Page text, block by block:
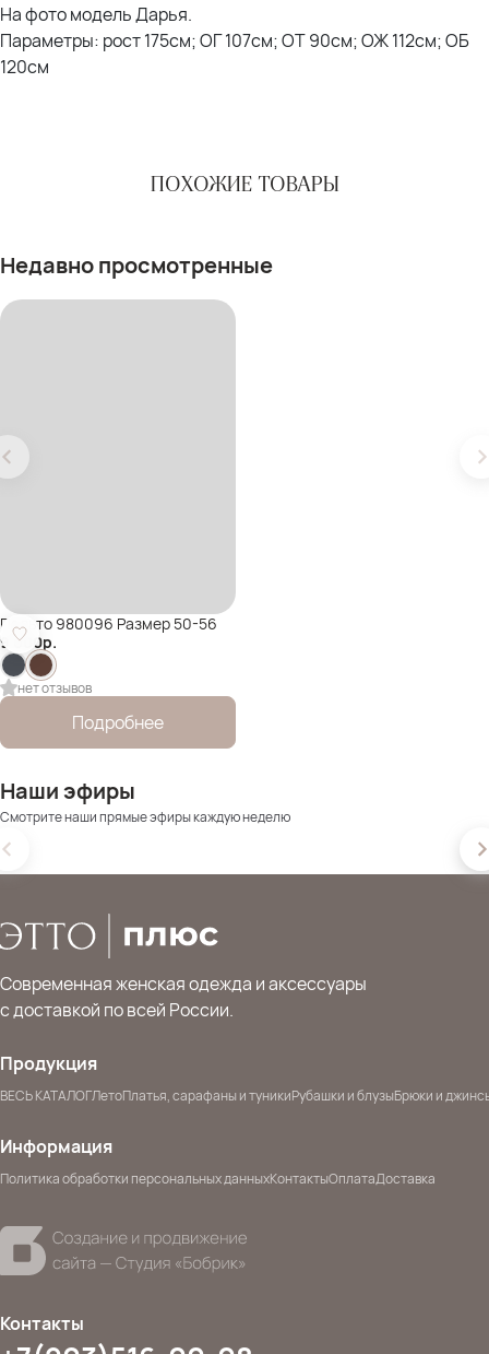
На фото модель Дарья.
Параметры: рост 175см; ОГ 107см; ОТ 90см; ОЖ 112см; ОБ
120см
ПОХОЖИЕ ТОВАРЫ
Недавно просмотренные
Пальто 980096 Размер 50-56
9 000р.
нет отзывов
Подробнее
Наши эфиры
Смотрите наши прямые эфиры каждую неделю
Современная женская одежда и аксессуары
с доставкой по всей России.
Продукция
ВЕСЬ КАТАЛОГЛетоПлатья, сарафаны и туникиРубашки и блузыБрюки и
Информация
Политика обработки персональных данныхКонтактыОплатаДоставка
Контакты